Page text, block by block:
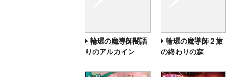
輪環の魔導師闇語
りのアルカイン
輪環の魔導師２旅
の終わりの森